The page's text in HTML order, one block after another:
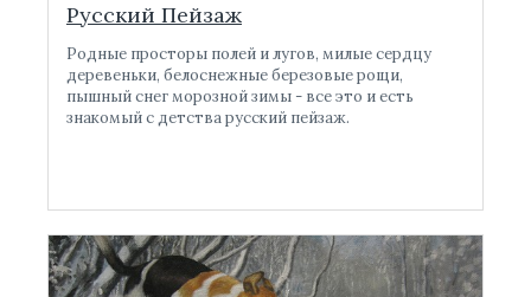
Русский Пейзаж
Родные просторы полей и лугов, милые сердцу
деревеньки, белоснежные березовые рощи,
пышный снег морозной зимы - все это и есть
знакомый с детства русский пейзаж.